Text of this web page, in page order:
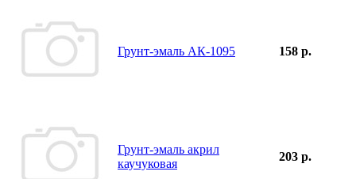
Грунт-эмаль АК-1095 158 р.
Грунт-эмаль акрил
каучуковая
203 р.